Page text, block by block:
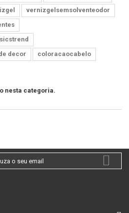
vernizgelsemsolventeodor
decor
coloracaocabelo
nesta categoria.